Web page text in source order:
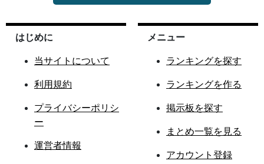
はじめに
当サイトについて
利用規約
プライバシーポリシ
ー
運営者情報
メニュー
ランキングを探す
ランキングを作る
掲示板を探す
まとめ一覧を見る
アカウント登録